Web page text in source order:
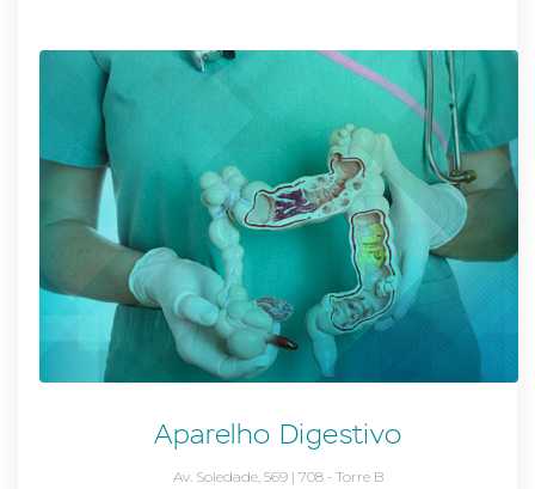
Aparelho Digestivo
Av. Soledade, 569 | 708 - Torre B